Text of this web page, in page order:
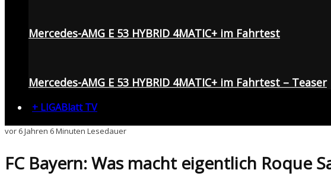
Mercedes-AMG E 53 HYBRID 4MATIC+ im Fahrtest
Mercedes-AMG E 53 HYBRID 4MATIC+ im Fahrtest – Teaser
+ LIGABlatt TV
vor 6 Jahren 6 Minuten Lesedauer
FC Bayern: Was macht eigentlich Roque